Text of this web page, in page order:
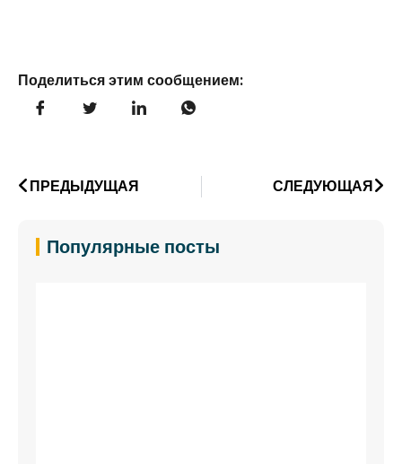
Поделиться этим сообщением:
ПРЕДЫДУЩАЯ СЛЕДУЮЩАЯ
Популярные посты